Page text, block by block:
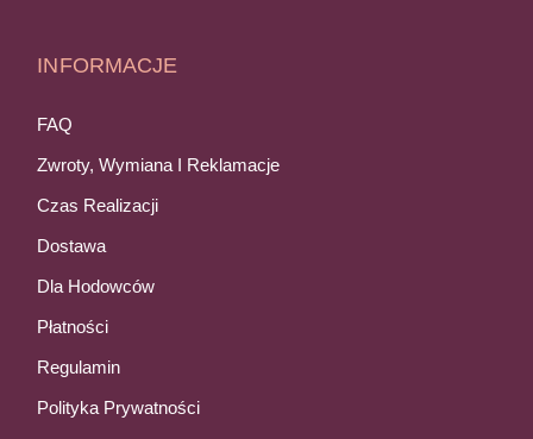
INFORMACJE
FAQ
Zwroty, Wymiana I Reklamacje
Czas Realizacji
Dostawa
Dla Hodowców
Płatności
Regulamin
Polityka Prywatności